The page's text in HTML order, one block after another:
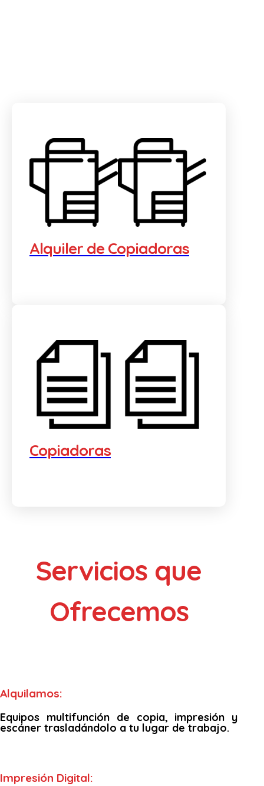
Alquiler de Copiadoras
Copiadoras
Servicios que
Ofrecemos
Alquilamos:
Equipos multifunción de copia, impresión y
escáner trasladándolo a tu lugar de trabajo.
Impresión Digital: